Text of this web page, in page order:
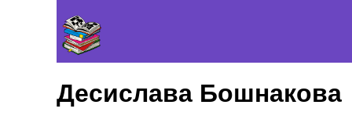
Десислава Бошнакова